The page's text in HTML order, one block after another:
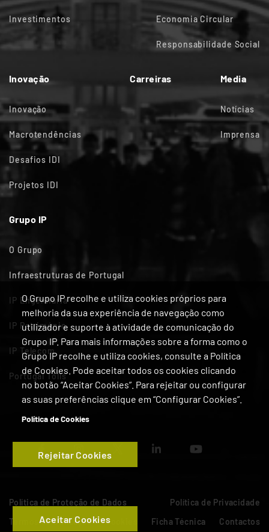
O Grupo IP recolhe e utiliza cookies próprios para
melhoria da sua experiência de navegação como
utilizador e suporte à atividade de comunicação do
Grupo IP. Para mais informações sobre a forma como o
Grupo IP recolhe e utiliza cookies, consulte a Política
de Cookies. Pode aceitar todos os cookies clicando
no botão “Aceitar Cookies”. Para rejeitar ou configurar
as suas preferências clique em “Configurar Cookies”.
Política de Cookies
Rejeitar Cookies
Aceitar Cookies
Investimentos Economia Circular
Responsabilidade Social
Inovação
Inovação
Macrotendências
Desafios IDI
Projetos IDI
Carreiras Media
Notícias
Imprensa
Grupo IP
O Grupo
Infraestruturas de Portugal
IP Engenharia
IP Património
IP Telecom
Portugal Tolls
Política de Proteção de Dados
Política de Privacidade
Termos de Utilização
Cookies Ficha Técnica Contactos